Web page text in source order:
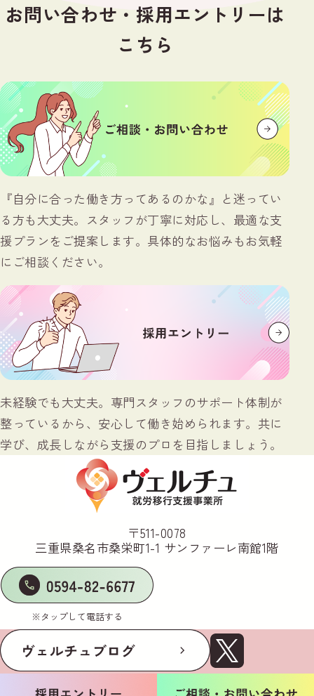
お問い合わせ・採用エントリーは
こちら
『自分に合った働き方ってあるのかな』と迷ってい
る方も大丈夫。スタッフが丁寧に対応し、最適な支
援プランをご提案します。具体的なお悩みもお気軽
にご相談ください。
未経験でも大丈夫。専門スタッフのサポート体制が
整っているから、安心して働き始められます。共に
学び、成長しながら支援のプロを目指しましょう。
〒511-0078
三重県桑名市桑栄町1-1 サンファーレ南館1階
※タップして電話する
Copyright © ヴェルチュ～Vertu～ ​All Rights